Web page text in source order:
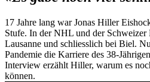
17 Jahre lang war Jonas Hiller
Stufe. In der NHL und der Schweizer
Lausanne und schliesslich bei Biel.
Pandemie die Karriere des 38-
Interview erzählt Hiller, warum es
können.